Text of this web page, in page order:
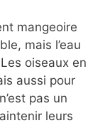
mangeoire
mais l’eau
oiseaux en
aussi pour
pas un
leurs